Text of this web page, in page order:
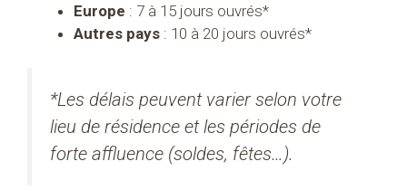
Europe : 7 à 15 jours ouvrés*
Autres pays : 10 à 20 jours ouvrés*
*Les délais peuvent varier selon votre
lieu de résidence et les périodes de
forte affluence (soldes, fêtes…).